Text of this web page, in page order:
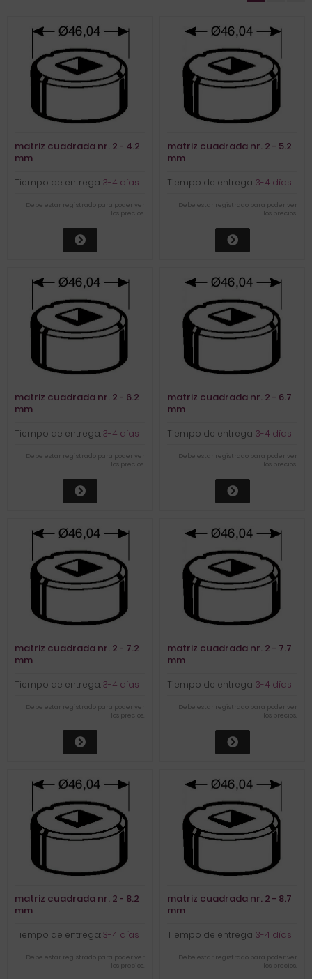
matriz cuadrada nr. 2 - 4.2
mm
Tiempo de entrega:3-4 días
Debe estar registrado para poder ver
los precios.
matriz cuadrada nr. 2 - 5.2
mm
Tiempo de entrega:3-4 días
Debe estar registrado para poder ver
los precios.
matriz cuadrada nr. 2 - 6.2
mm
Tiempo de entrega:3-4 días
Debe estar registrado para poder ver
los precios.
matriz cuadrada nr. 2 - 6.7
mm
Tiempo de entrega:3-4 días
Debe estar registrado para poder ver
los precios.
matriz cuadrada nr. 2 - 7.2
mm
Tiempo de entrega:3-4 días
Debe estar registrado para poder ver
los precios.
matriz cuadrada nr. 2 - 7.7
mm
Tiempo de entrega:3-4 días
Debe estar registrado para poder ver
los precios.
matriz cuadrada nr. 2 - 8.2
mm
Tiempo de entrega:3-4 días
Debe estar registrado para poder ver
los precios.
matriz cuadrada nr. 2 - 8.7
mm
Tiempo de entrega:3-4 días
Debe estar registrado para poder ver
los precios.